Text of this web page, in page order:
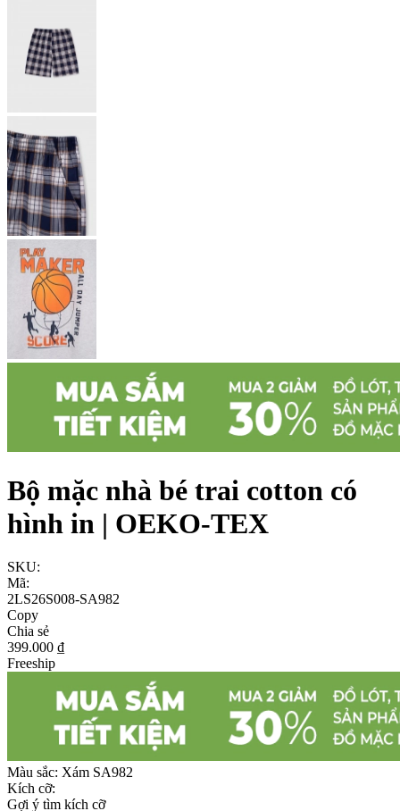
Bộ mặc nhà bé trai cotton có
hình in | OEKO-TEX
SKU:
Mã:
2LS26S008-SA982
Copy
Chia sẻ
399.000 ₫
Freeship
Màu sắc: Xám SA982
Kích cỡ:
Gợi ý tìm kích cỡ